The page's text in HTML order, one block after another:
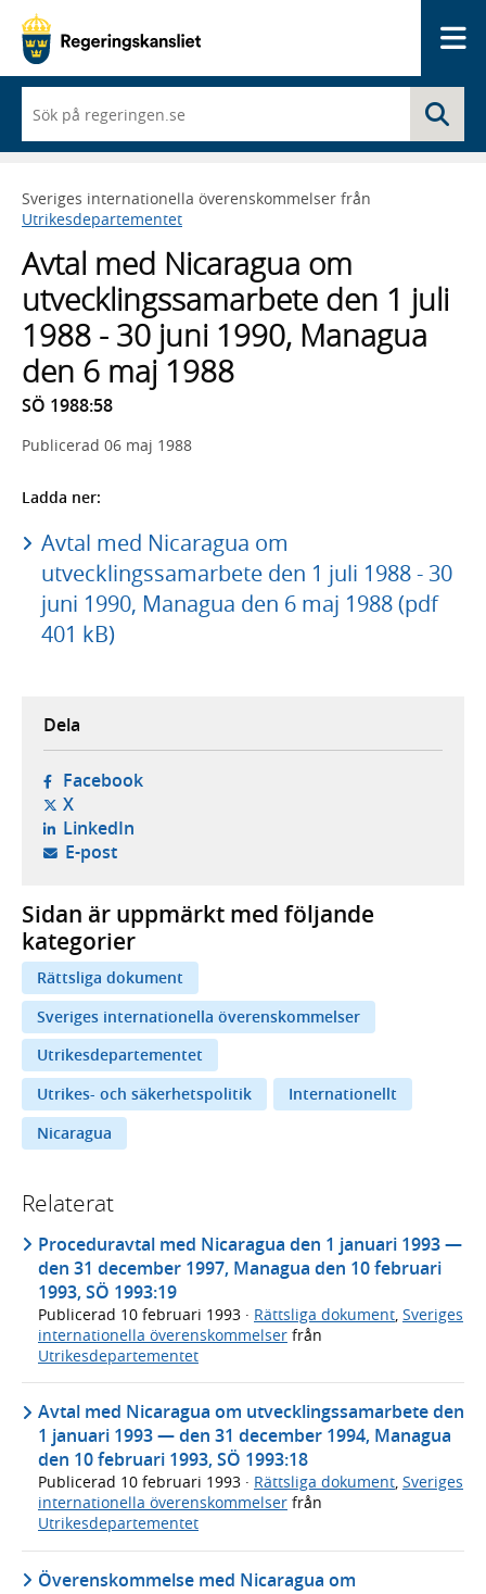
du
börjar
skriva
framträder
en
med
sökförslag
Sveriges internationella överenskommelser från
Utrikesdepartementet
Avtal med Nicaragua om
utvecklingssamarbete den 1 juli
1988 - 30 juni 1990, Managua
den 6 maj 1988
SÖ 1988:58
Publicerad 06 maj 1988
Ladda ner:
Avtal med Nicaragua om
utvecklingssamarbete den 1 juli 1988 - 30
juni 1990, Managua den 6 maj 1988 (pdf
401 kB)
Dela
Facebook- öppnas i ny flik, extern webbplats,
X- öppnas i ny flik, extern webbplats,
LinkedIn- öppnas i ny flik, extern webbplats,
E-post- öppnar din e-postklient,
Sidan är uppmärkt med följande
kategorier
Rättsliga dokument
Sveriges internationella överenskommelser
Utrikesdepartementet
Utrikes- och säkerhetspolitik
Internationellt
Nicaragua
Relaterat
Proceduravtal med Nicaragua den 1 januari 1993 —
den 31 december 1997, Managua den 10 februari
1993, SÖ 1993:19
Publicerad 10 februari 1993 · Rättsliga dokument Sveriges
internationella överenskommelser från
Utrikesdepartementet
Avtal med Nicaragua om utvecklingssamarbete den
1 januari 1993 — den 31 december 1994, Managua
den 10 februari 1993, SÖ 1993:18
Publicerad 10 februari 1993 · Rättsliga dokument, Sveriges
internationella överenskommelser från
Utrikesdepartementet
Överenskommelse med Nicaragua om